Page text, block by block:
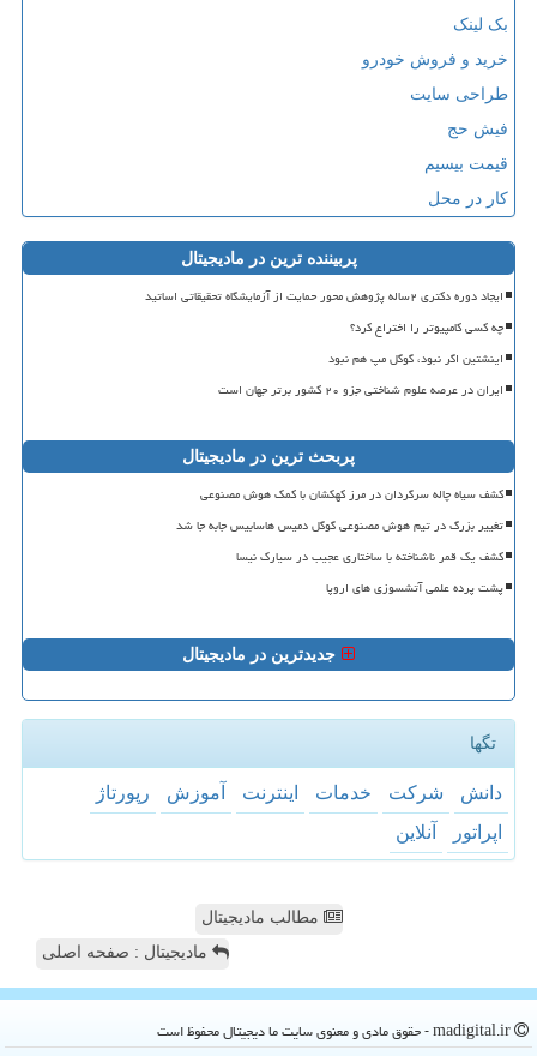
بک لینک
خرید و فروش خودرو
طراحی سایت
فیش حج
قیمت بیسیم
کار در محل
پربیننده ترین در مادیجیتال
ایجاد دوره دکتری ۲ساله پژوهش محور حمایت از آزمایشگاه تحقیقاتی اساتید
چه کسی کامپیوتر را اختراع کرد؟
اینشتین اگر نبود، گوگل مپ هم نبود
ایران در عرصه علوم شناختی جزو ۲۰ کشور برتر جهان است
پربحث ترین در مادیجیتال
کشف سیاه چاله سرگردان در مرز کهکشان با کمک هوش مصنوعی
تغییر بزرگ در تیم هوش مصنوعی گوگل دمیس هاسابیس جابه جا شد
کشف یک قمر ناشناخته با ساختاری عجیب در سیارک نیسا
پشت پرده علمی آتشسوزی های اروپا
جدیدترین در مادیجیتال
تگها
دانش شركت خدمات اینترنت آموزش
رپورتاژ
اپراتور
آنلاین
مطالب مادیجیتال
مادیجیتال : صفحه اصلی